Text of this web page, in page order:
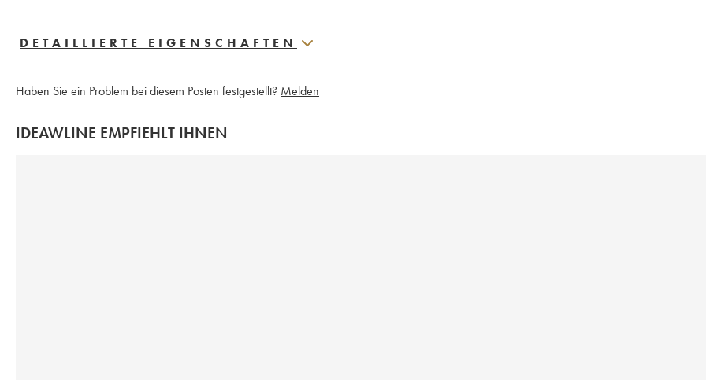
DETAILLIERTE EIGENSCHAFTEN
Haben Sie ein Problem bei diesem Posten festgestellt? Melden
IDEAWLINE EMPFIEHLT IHNEN